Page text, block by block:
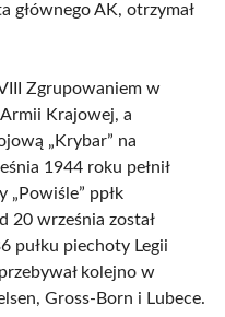
głównego AK, otrzymał
Zgrupowaniem w
Krajowej, a
„Krybar” na
1944 roku pełnił
ppłk
20 września został
pułku piechoty Legii
kolejno w
Gross-Born i Lubece.